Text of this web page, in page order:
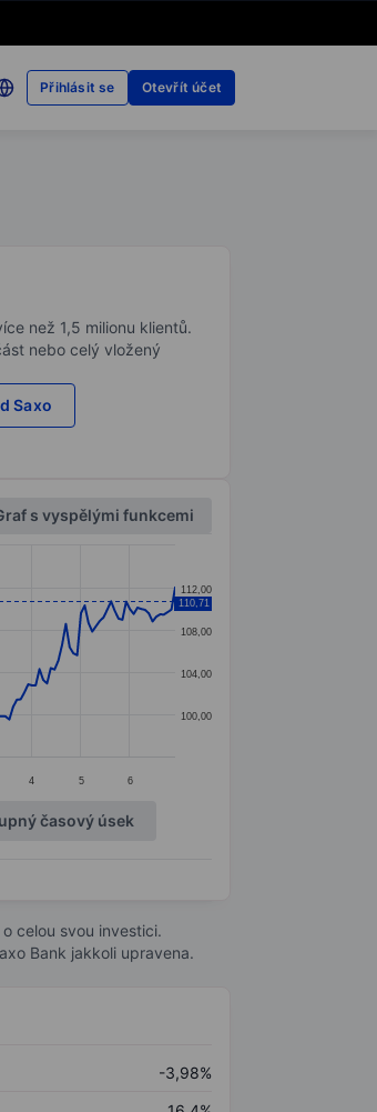
Přihlásit se Otevřít účet
než 1,5 milionu klientů.
nebo celý vložený
Saxo
s vyspělými funkcemi
4 5 6
100,00
104,00
108,00
112,00
110,71
časový úsek
celou svou investici.
Bank jakkoli upravena.
-3,98%